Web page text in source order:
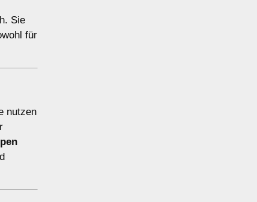
Sie
für
nutzen